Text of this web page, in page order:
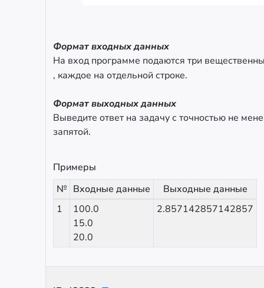
Формат входных данных
На вход программе подаются три
, каждое на отдельной строке.
Формат выходных данных
Выведите ответ на задачу с точностью не
запятой.
Примеры
№ Входные данные
Выходные данные
1
100.0
15.0
20.0
2.857142857142857